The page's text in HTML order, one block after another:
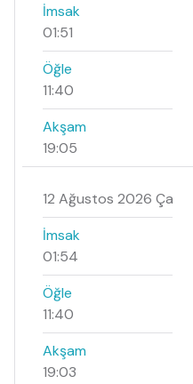
İmsak
01:51
Öğle
11:40
Akşam
19:05
12 Ağustos 2026 Ça
İmsak
01:54
Öğle
11:40
Akşam
19:03